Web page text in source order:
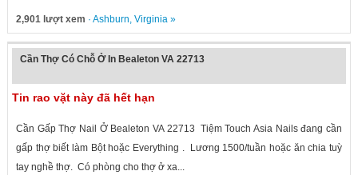
2,901 lượt xem · Ashburn, Virginia»
Cần Thợ Có Chỗ Ở In Bealeton VA 22713
Tin rao vặt này đã hết hạn
Cần Gấp Thợ Nail Ở Bealeton VA 22713 Tiệm Touch Asia Nails đang cần
gấp thợ biết làm Bột hoặc Everything . Lương 1500/tuần hoặc ăn chia tuỳ
tay nghề thợ. Có phòng cho thợ ở xa...